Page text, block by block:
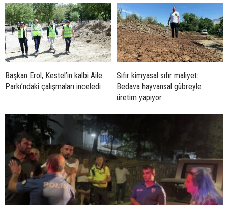
Başkan Erol, Kestel’in kalbi Aile
Parkı’ndaki çalışmaları inceledi
Sıfır kimyasal sıfır maliyet:
Bedava hayvansal gübreyle
üretim yapıyor